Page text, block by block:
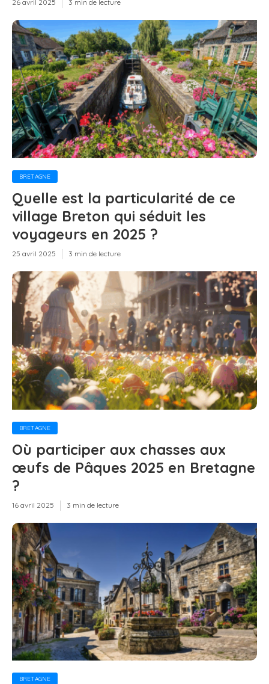
26 avril 2025 3 min de lecture
BRETAGNE
Quelle est la particularité de ce
village Breton qui séduit les
voyageurs en 2025 ?
25 avril 2025 3 min de lecture
BRETAGNE
Où participer aux chasses aux
œufs de Pâques 2025 en Bretagne
?
16 avril 2025 3 min de lecture
BRETAGNE